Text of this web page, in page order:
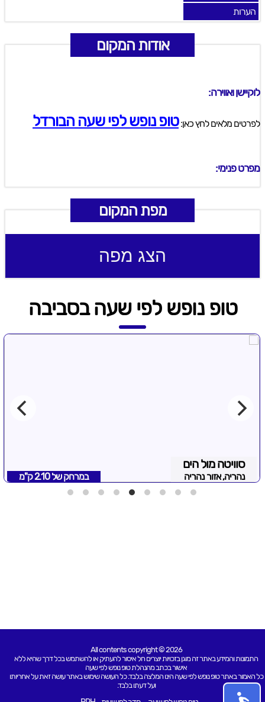
הערות
אודות המקום
לוקיישן ואווירה:
לפרטים מלאים לחץ כאן:טופ נופש לפי שעה הבורדל
מפרט פנימי:
מפת המקום
הצג מפה
טופ נופש לפי שעה בסביבה
סוויטה מול הים
נהריה, אזור נהריה במרחק של 2.10 ק"מ
All contents copyright © 2026
התמונות והמידע באתר זה מוגן בזכויות יוצרים חל איסור להעתיק או להשתמש בכל דרך שהיא ללא
אישור בכתב מהנהלת טופ נופש לפי שעה
כל האמור באתר טופ נופש לפי שעה הינו המלצה בלבד. כל העושה שימוש באתר עושה זאת על אחריותו
ועל דעתו בלבד.